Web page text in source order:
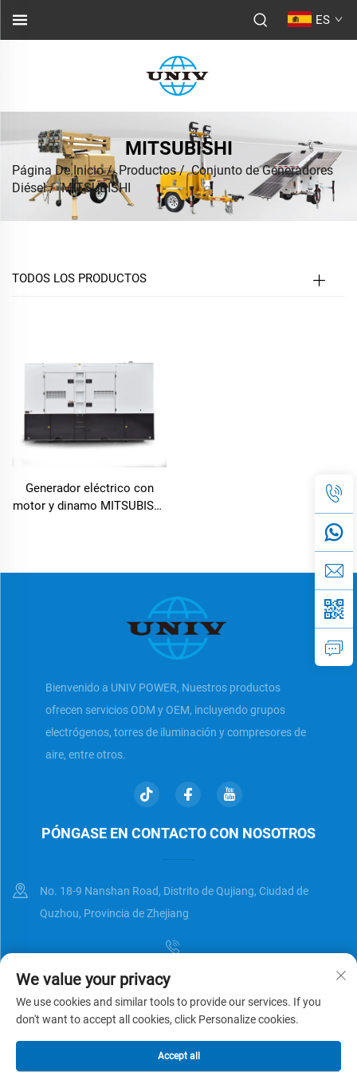
ES
MITSUBISHI
Página De Inicio/Productos/Conjunto de Generadores
Diésel/MITSUBISHI
TODOS LOS PRODUCTOS
Generador eléctrico con
motor y dinamo MITSUBISHI
Bienvenido a UNIV POWER, Nuestros productos
ofrecen servicios ODM y OEM, incluyendo grupos
electrógenos, torres de iluminación y compresores de
aire, entre otros.
PÓNGASE EN CONTACTO CON NOSOTROS
No. 18-9 Nanshan Road, Distrito de Qujiang, Ciudad de
Quzhou, Provincia de Zhejiang
[email protected]
Derechos de autor © Zhejiang Universal Trading Co.,Ltd. Reservados
Política de privacidad
We value your privacy
We use cookies and similar tools to provide our services. If you
don't want to accept all cookies, click Personalize cookies.
Accept all